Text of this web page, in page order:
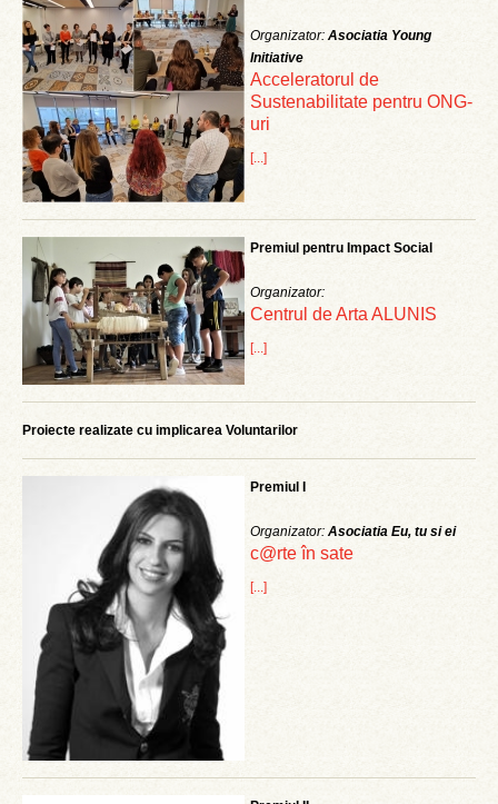
Organizator:Asociatia Young
Initiative
Acceleratorul de
Sustenabilitate pentru ONG-
uri
[...]
Premiul pentru Impact Social
Organizator:
Centrul de Arta ALUNIS
[...]
Proiecte realizate cu implicarea Voluntarilor
Premiul I
Organizator: Asociatia Eu, tu si ei
c@rte în sate
[...]